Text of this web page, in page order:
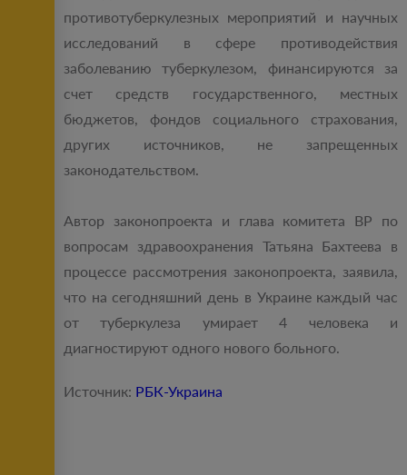
противотуберкулезных мероприятий и научных
исследований в сфере противодействия
заболеванию туберкулезом, финансируются за
счет средств государственного, местных
бюджетов, фондов социального страхования,
других источников, не запрещенных
законодательством.
Автор законопроекта и глава комитета ВР по
вопросам здравоохранения Татьяна Бахтеева в
процессе рассмотрения законопроекта, заявила,
что на сегодняшний день в Украине каждый час
от туберкулеза умирает 4 человека и
диагностируют одного нового больного.
Источник: РБК-Украина